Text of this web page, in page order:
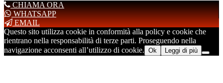
CHIAMA ORA
WHATSAPP
EMAIL
Questo sito utilizza cookie in conformità alla policy e cookie che
rientrano nella responsabilità di terze parti. Proseguendo nella
navigazione acconsenti all’utilizzo di cookie. Ok Leggi di più